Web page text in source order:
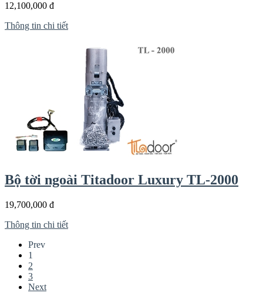
12,100,000 đ
Thông tin chi tiết
Bộ tời ngoài Titadoor Luxury TL-2000
19,700,000 đ
Thông tin chi tiết
Prev
1
2
3
Next